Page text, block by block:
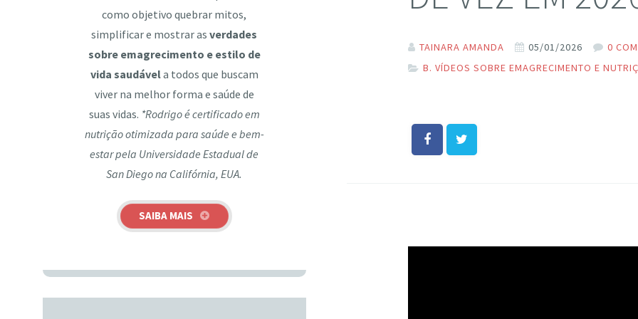
TAINARA AMANDA 05/01/2026
0
B. VÍDEOS SOBRE EMAGRECIMENTO E
como objetivo quebrar mitos,
simplificar e mostrar asverdades
sobre emagrecimento e estilo de
vida saudávela todos que buscam
viver na melhor forma e saúde de
suas vidas. *Rodrigo é certificado em
nutrição otimizada para saúde e bem-
estar pela Universidade Estadual de
San Diego na Califórnia, EUA.
SAIBA MAIS